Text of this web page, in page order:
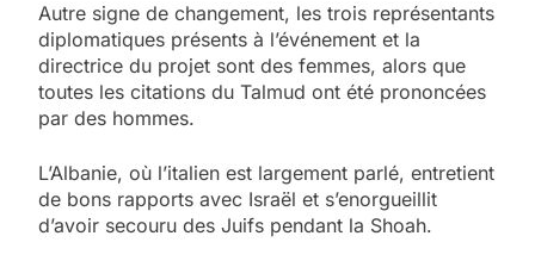
Autre signe de changement, les trois représentants
diplomatiques présents à l’événement et la
directrice du projet sont des femmes, alors que
toutes les citations du Talmud ont été prononcées
par des hommes.
L’Albanie, où l’italien est largement parlé, entretient
de bons rapports avec Israël et s’enorgueillit
d’avoir secouru des Juifs pendant la Shoah.